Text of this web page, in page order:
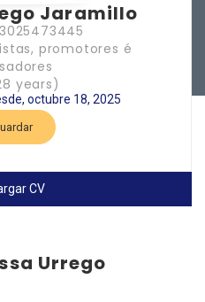
Jaramillo
promotores é
years)
octubre 18, 2025
CV
Urrego